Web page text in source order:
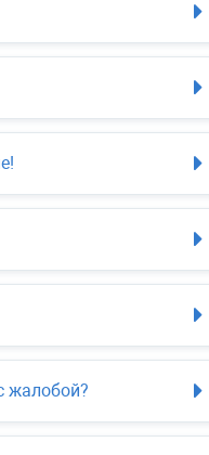
жалобой?